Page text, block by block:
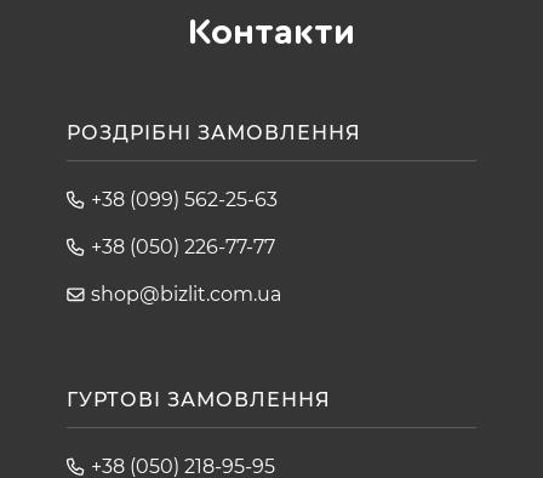
Контакти
РОЗДРІБНІ ЗАМОВЛЕННЯ
+38 (099) 562-25-63
+38 (050) 226-77-77
shop@bizlit.com.ua
ГУРТОВІ ЗАМОВЛЕННЯ
+38 (050) 218-95-95